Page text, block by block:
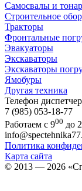
Самосвалы и
Строительное
Тракторы
Фронтальные
Эвакуаторы
Экскаваторы
Экскаваторы
Ямобуры
Другая техника
Телефон
7 (985) 053-18-77
Работаем с 900 до
Политика
Карта сайта
© 2013 — 2026